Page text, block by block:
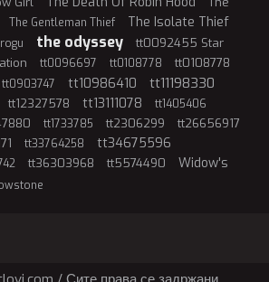
The Gentleman Thief The Isolate Thief
the odyssey
tt0092455 Star
tt0096697 tt0108778
tt0108778
tt0903747 tt10986410 tt11198330
tt12327578 tt13111078 tt1405406
tt1733785 tt2306299
tt26656917
tt33764258 tt34675596
tt36303968 tt5574490
Widow's